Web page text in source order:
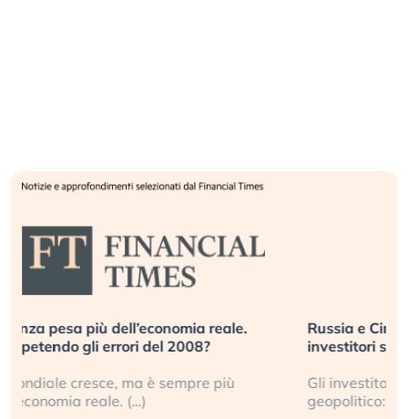
Russia e Cina pronti a spegnere Starlink. Gli
investitori stanno sottovalutando il rischio?
Gli investitori tech continuano a ignorare il rischio
geopolitico: il (…)